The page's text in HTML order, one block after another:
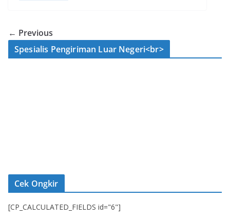
← Previous
Spesialis Pengiriman Luar Negeri<br>
Cek Ongkir
[CP_CALCULATED_FIELDS id="6"]